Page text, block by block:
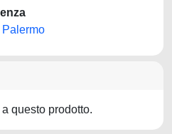
questo prodotto.